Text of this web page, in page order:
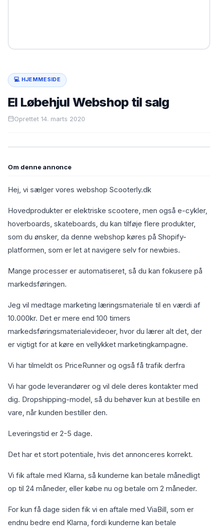
💻 HJEMMESIDE
El Løbehjul Webshop til salg
Oprettet 14. marts 2020
Om denne annonce
Hej, vi sælger vores webshop Scooterly.dk
Hovedprodukter er elektriske scootere, men også e-cykler,
hoverboards, skateboards, du kan tilføje flere produkter,
som du ønsker, da denne webshop køres på Shopify-
platformen, som er let at navigere selv for newbies.
Mange processer er automatiseret, så du kan fokusere på
markedsføringen.
Jeg vil medtage marketing læringsmateriale til en værdi af
10.000kr. Det er mere end 100 timers
markedsføringsmaterialevideoer, hvor du lærer alt det, der
er vigtigt for at køre en vellykket marketingkampagne.
Vi har tilmeldt os PriceRunner og også få trafik derfra
Vi har gode leverandører og vil dele deres kontakter med
dig. Dropshipping-model, så du behøver kun at bestille en
vare, når kunden bestiller den.
Leveringstid er 2-5 dage.
Det har et stort potentiale, hvis det annonceres korrekt.
Vi fik aftale med Klarna, så kunderne kan betale månedligt
op til 24 måneder, eller købe nu og betale om 2 måneder.
For kun få dage siden fik vi en aftale med ViaBill, som er
endnu bedre end Klarna, fordi kunderne kan betale